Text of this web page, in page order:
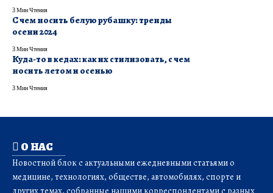
3 Мин Чтения
С чем носить белую рубашку: тренды
осени 2024
3 Мин Чтения
Куда-то в кедах: как их стилизовать, с чем
носить летом и осенью
3 Мин Чтения
О НАС
Новостной блок с актуальными ежедневными статьями о
медицине, технологиях, обществе, автомобилях, спорте и